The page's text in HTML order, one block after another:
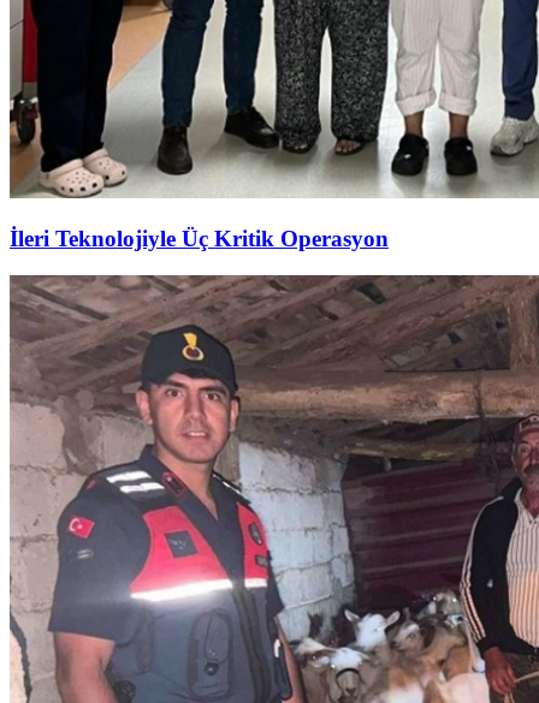
İleri Teknolojiyle Üç Kritik Operasyon